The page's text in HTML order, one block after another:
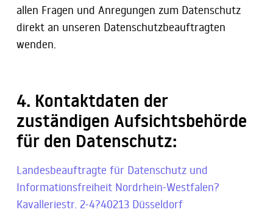
allen Fragen und Anregungen zum Datenschutz
direkt an unseren Datenschutzbeauftragten
wenden.
4. Kontaktdaten der
zuständigen Aufsichtsbehörde
für den Datenschutz:
Landesbeauftragte für Datenschutz und
Informationsfreiheit Nordrhein-Westfalen?
Kavalleriestr. 2-4?40213 Düsseldorf